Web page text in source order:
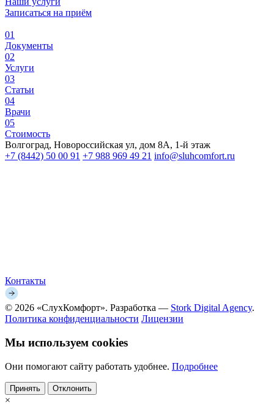
Записаться на приём
01
Документы
02
Услуги
03
Статьи
04
Врачи
05
Стоимость
Волгоград, Новороссийская ул, дом 8А, 1-й этаж
+7 (8442) 50 00 91 +7 988 969 49 21 info@sluhcomfort.ru
Контакты
© 2026 «СлухКомфорт». Разработка — Stork Digital Agency.
Политика конфиденциальности Лицензии
Мы используем cookies
Они помогают сайту работать удобнее. Подробнее
Принять Отклонить
×